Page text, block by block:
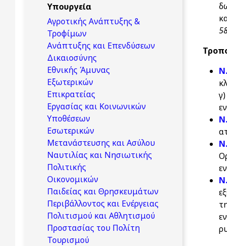
Υπουργεία
Αγροτικής Ανάπτυξης &
Τροφίμων
Ανάπτυξης και Επενδύσεων
Δικαιοσύνης
Εθνικής Άμυνας
Εξωτερικών
Επικρατείας
Εργασίας και Κοινωνικών
Υποθέσεων
Εσωτερικών
Μετανάστευσης και Ασύλου
Ναυτιλίας και Νησιωτικής
Πολιτικής
Οικονομικών
Παιδείας και Θρησκευμάτων
Περιβάλλοντος και Ενέργειας
Πολιτισμού και Αθλητισμού
Προστασίας του Πολίτη
Τουρισμού